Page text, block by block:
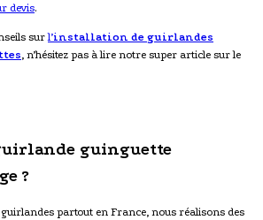
devis.
surl’installation de guirlandes
, n’hésitez pas à lire notre super article sur le
guinguette
?
partout en France, nous réalisons des